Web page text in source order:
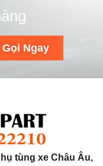
Gọi Ngay
tùng xe Châu Âu,